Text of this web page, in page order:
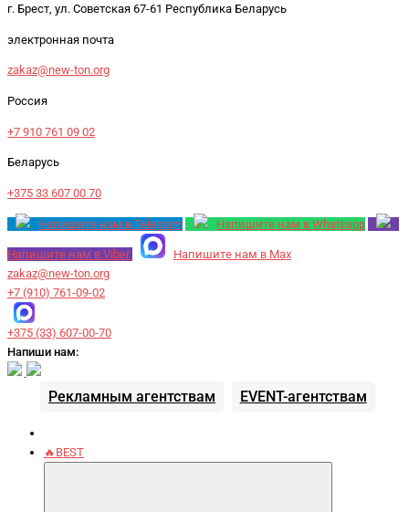
г. Брест, ул. Советская 67-61 Республика Беларусь
электронная почта
zakaz@new-ton.org
Россия
+7 910 761 09 02
Беларусь
+375 33 607 00 70
Напишите нам в Telegram Напишите нам в Whatsapp
Напишите нам в Viber
Напишите нам в Max
zakaz@new-ton.org
+7 (910) 761-09-02
+375 (33) 607-00-70
Напиши нам:
Рекламным агентствам EVENT-агентствам
🔥BEST